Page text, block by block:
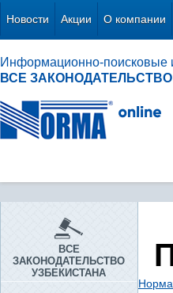
Новости Акции О компании
Информационно-поисковые
ВСЕ
ВСЕ
ЗАКОНОДАТЕЛЬСТВО
УЗБЕКИСТАНА